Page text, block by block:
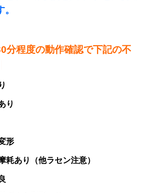
分程度の動作確認で下記の不
り
形
耗あり（他ラセン注意）